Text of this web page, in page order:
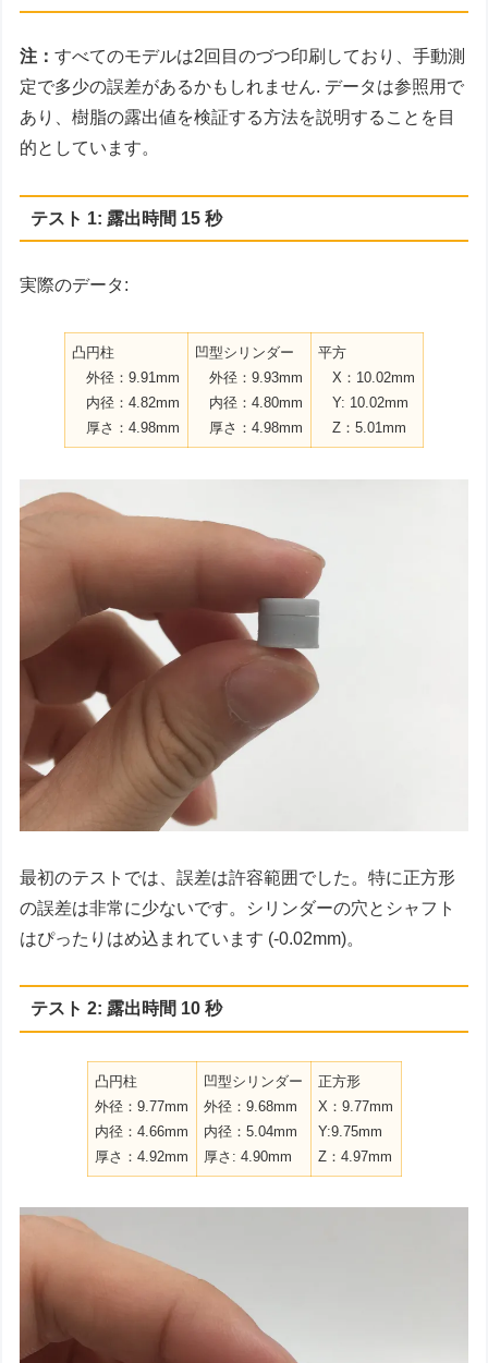
注：すべてのモデルは2回目のづつ印刷しており、手動測
定で多少の誤差があるかもしれません. データは参照用で
あり、樹脂の露出値を検証する方法を説明することを目
的としています。
テスト 1: 露出時間 15 秒
実際のデータ:
凸円柱
外径：9.91mm
内径：4.82mm
厚さ：4.98mm
凹型シリンダー
外径：9.93mm
内径：4.80mm
厚さ：4.98mm
平方
X：10.02mm
Y: 10.02mm
Z：5.01mm
最初のテストでは、誤差は許容範囲でした。特に正方形
の誤差は非常に少ないです。シリンダーの穴とシャフト
はぴったりはめ込まれています (-0.02mm)。
テスト 2: 露出時間 10 秒
凸円柱
外径：9.77mm
内径：4.66mm
厚さ：4.92mm
凹型シリンダー
外径：9.68mm
内径：5.04mm
厚さ: 4.90mm
正方形
X：9.77mm
Y:9.75mm
Z：4.97mm